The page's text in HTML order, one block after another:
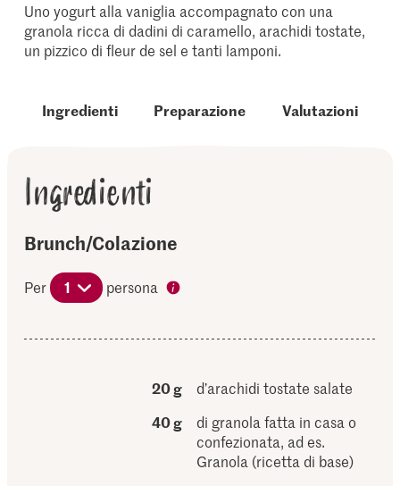
Uno yogurt alla vaniglia accompagnato con una
granola ricca di dadini di caramello, arachidi tostate,
un pizzico di fleur de sel e tanti lamponi.
Ingredienti Preparazione Valutazioni
Ingredienti
Brunch/Colazione
Per 1 persona
20 g
d’arachidi tostate salate
40 g
di granola fatta in casa o
confezionata, ad es.
Granola (ricetta di base)